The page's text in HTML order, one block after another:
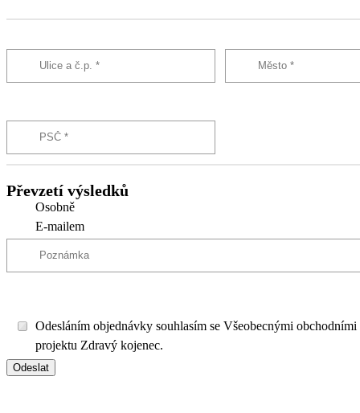
Převzetí výsledků
Osobně
E-mailem
Odesláním objednávky souhlasím se Všeobecnými
projektu Zdravý kojenec.